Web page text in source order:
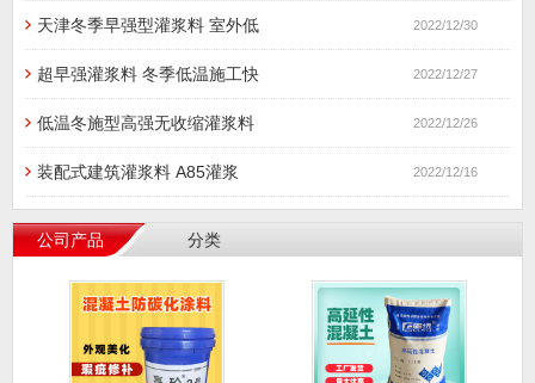
天津冬季早强型灌浆料 室外低 2022/12/30
超早强灌浆料 冬季低温施工快 2022/12/27
低温冬施型高强无收缩灌浆料 2022/12/26
装配式建筑灌浆料 A85灌浆 2022/12/16
公司产品 分类